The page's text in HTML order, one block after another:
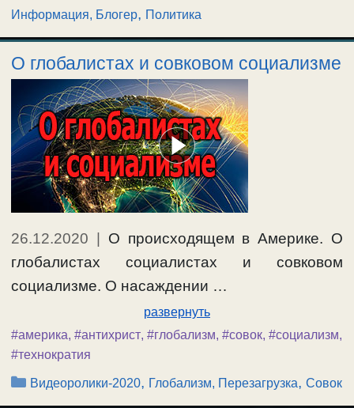
Информация, Блогер, Политика
О глобалистах и совковом социализме
26.12.2020
О происходящем в Америке. О
глобалистах социалистах и совковом
социализме. О насаждении …
развернуть
#америка, #антихрист, #глобализм, #совок, #социализм,
#технократия
Рубрики
Видеоролики-2020, Глобализм, Перезагрузка,Совок